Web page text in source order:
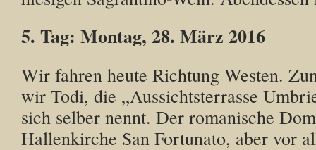
5. Tag: Montag, 28. März 2016
Wir fahren heute Richtung Westen.
wir Todi, die „Aussichtsterrasse
sich selber nennt. Der romanische
Hallenkirche San Fortunato, aber vor